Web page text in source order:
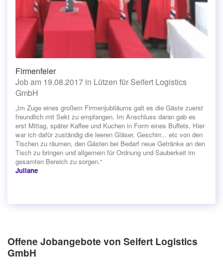
Firmenfeier
Job am 19.08.2017 in Lützen für Seifert Logistics
GmbH
„Im Zuge eines großem Firmenjubiläums galt es die Gäste zuerst
freundlich mit Sekt zu empfangen. Im Anschluss daran gab es
erst Mittag, später Kaffee und Kuchen in Form eines Buffets. Hier
war ich dafür zuständig die leeren Gläser, Geschirr... etc von den
Tischen zu räumen, den Gästen bei Bedarf neue Getränke an den
Tisch zu bringen und allgemein für Ordnung und Sauberkeit im
gesamten Bereich zu sorgen.“
Juliane
Offene Jobangebote von Seifert Logistics
GmbH